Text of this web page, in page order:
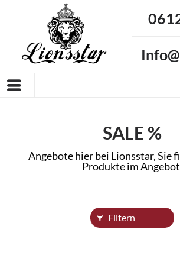
SALE %
Angebote hier bei Lionsstar, Sie
Produkte im
Filtern